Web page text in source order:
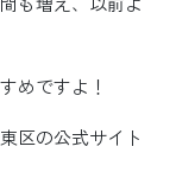
めですよ！
区の公式サイト